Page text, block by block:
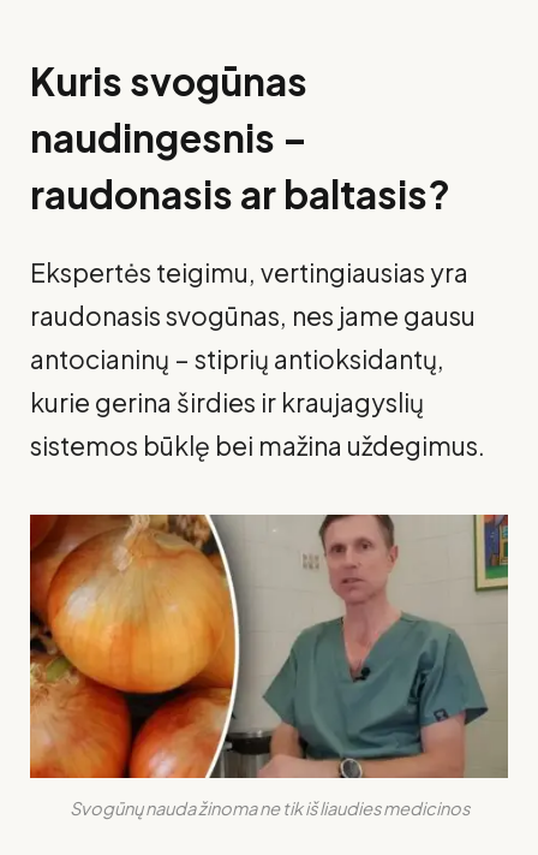
Kuris svogūnas
naudingesnis –
raudonasis ar baltasis?
Ekspertės teigimu, vertingiausias yra
raudonasis svogūnas, nes jame gausu
antocianinų – stiprių antioksidantų,
kurie gerina širdies ir kraujagyslių
sistemos būklę bei mažina uždegimus.
Svogūnų nauda žinoma ne tik iš liaudies medicinos